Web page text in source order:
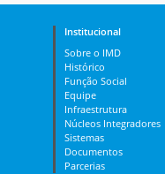
Institucional
Sobre o IMD
Histórico
Função Social
Equipe
Infraestrutura
Núcleos Integradores
Sistemas
Documentos
Parcerias